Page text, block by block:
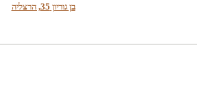
בן גוריון 35, הרצליה